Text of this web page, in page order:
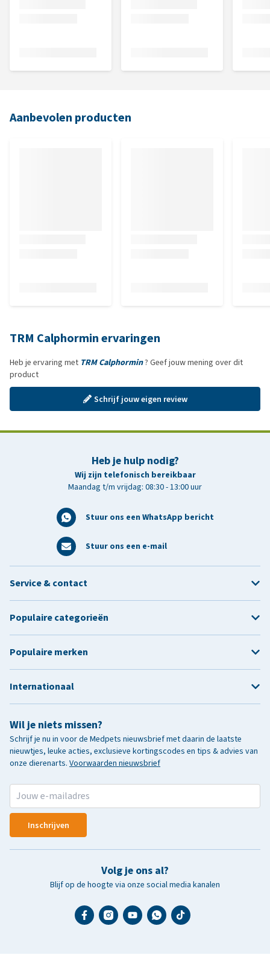
Aanbevolen producten
TRM Calphormin ervaringen
Heb je ervaring met TRM Calphormin? Geef jouw mening over dit
product
Schrijf jouw eigen review
Heb je hulp nodig?
Wij zijn telefonisch bereikbaar
Maandag t/m vrijdag: 08:30 - 13:00 uur
Stuur ons een WhatsApp bericht
Stuur ons een e-mail
Wil je niets missen?
Schrijf je nu in voor de Medpets nieuwsbrief met daarin de laatste
nieuwtjes, leuke acties, exclusieve kortingscodes en tips & advies van
onze dierenarts. Voorwaarden nieuwsbrief
Inschrijven
Volg je ons al?
Blijf op de hoogte via onze social media kanalen
Service & contact
Populaire categorieën
Populaire merken
Internationaal